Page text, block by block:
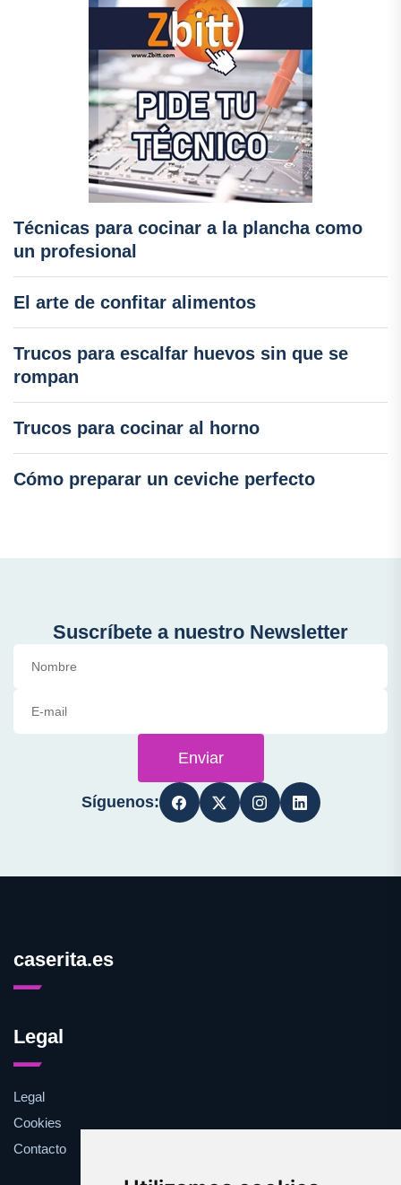
Técnicas para cocinar a la plancha como
un profesional
El arte de confitar alimentos
Trucos para escalfar huevos sin que se
rompan
Trucos para cocinar al horno
Cómo preparar un ceviche perfecto
Suscríbete a nuestro Newsletter
Enviar
Síguenos:
caserita.es
Legal
Legal
Cookies
Contacto